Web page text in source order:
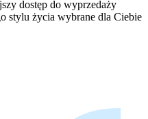
dostęp do wyprzedaży
stylu życia wybrane dla Ciebie